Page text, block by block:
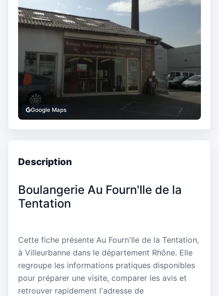
Google Maps
Description
Boulangerie Au Fourn'Ile de la
Tentation
Cette fiche présente Au Fourn'Ile de la Tentation,
à Villeurbanne dans le département Rhône. Elle
regroupe les informations pratiques disponibles
pour préparer une visite, comparer les avis et
retrouver rapidement l'adresse de